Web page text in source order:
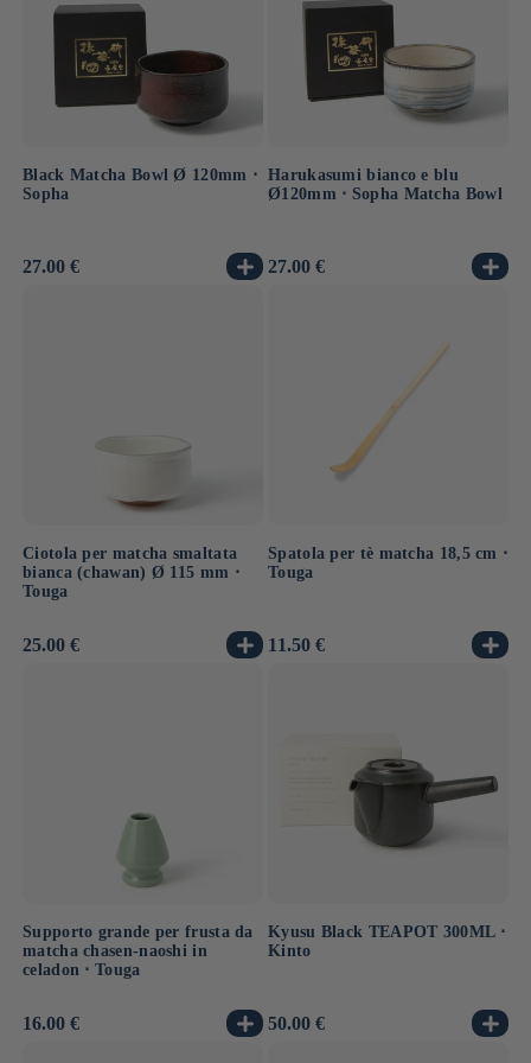
Black Matcha Bowl Ø 120mm ⋅
Sopha
Prezzo
27.00 €
Harukasumi bianco e blu
Ø120mm ⋅ Sopha Matcha Bowl
Prezzo
27.00 €
Ciotola per matcha smaltata
bianca (chawan) Ø 115 mm ⋅
Touga
Prezzo
25.00 €
Spatola per tè matcha 18,5 cm ⋅
Touga
Prezzo
11.50 €
Supporto grande per frusta da
matcha chasen-naoshi in
celadon ⋅ Touga
Prezzo
16.00 €
Kyusu Black TEAPOT 300ML ⋅
Kinto
Prezzo
50.00 €